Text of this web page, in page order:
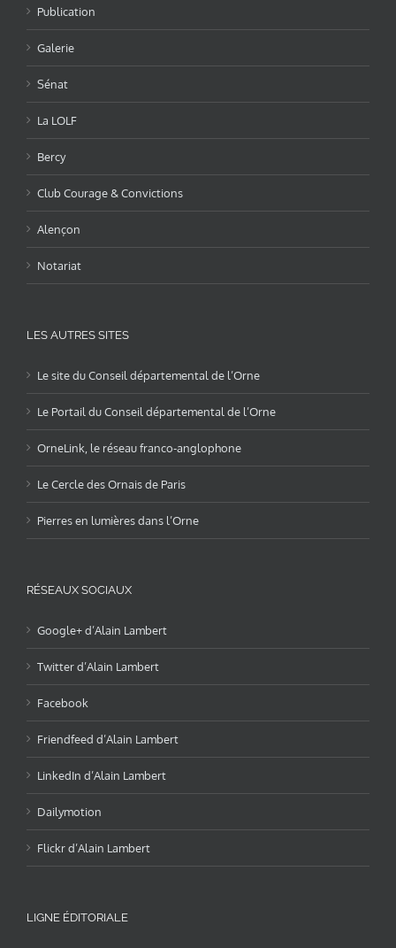
Publication
Galerie
Sénat
La LOLF
Bercy
Club Courage & Convictions
Alençon
Notariat
LES AUTRES SITES
Le site du Conseil départemental de l’Orne
Le Portail du Conseil départemental de l’Orne
OrneLink, le réseau franco-anglophone
Le Cercle des Ornais de Paris
Pierres en lumières dans l’Orne
RÉSEAUX SOCIAUX
Google+ d’Alain Lambert
Twitter d’Alain Lambert
Facebook
Friendfeed d’Alain Lambert
LinkedIn d’Alain Lambert
Dailymotion
Flickr d’Alain Lambert
LIGNE ÉDITORIALE